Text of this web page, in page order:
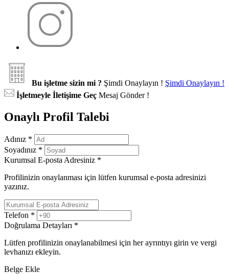
Bu işletme sizin mi ? Şimdi Onaylayın ! Şimdi Onaylayın !
İşletmeyle İletişime Geç Mesaj Gönder !
Onaylı Profil Talebi
Adınız *
Soyadınız *
Kurumsal E-posta Adresiniz *
Profilinizin onaylanması için lütfen kurumsal e-posta adresinizi
yazınız.
Telefon *
Doğrulama Detayları *
Lütfen profilinizin onaylanabilmesi için her ayrıntıyı girin ve vergi
levhanızı ekleyin.
Belge Ekle